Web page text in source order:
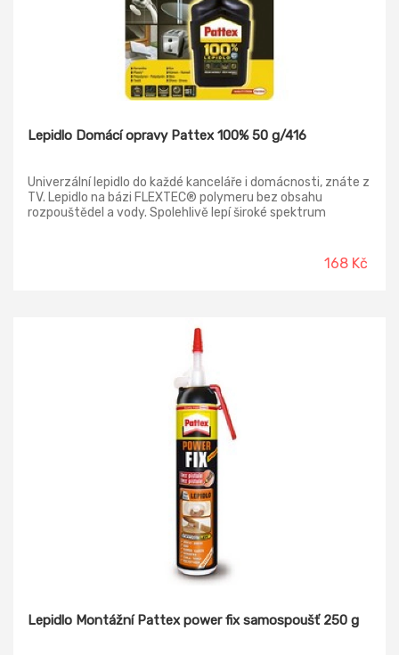
Lepidlo Domácí opravy Pattex 100% 50 g/416
Univerzální lepidlo do každé kanceláře i domácnosti, znáte z
TV. Lepidlo na bázi FLEXTEC® polymeru bez obsahu
rozpouštědel a vody. Spolehlivě lepí široké spektrum
168 Kč
Lepidlo Montážní Pattex power fix samospoušť 250 g